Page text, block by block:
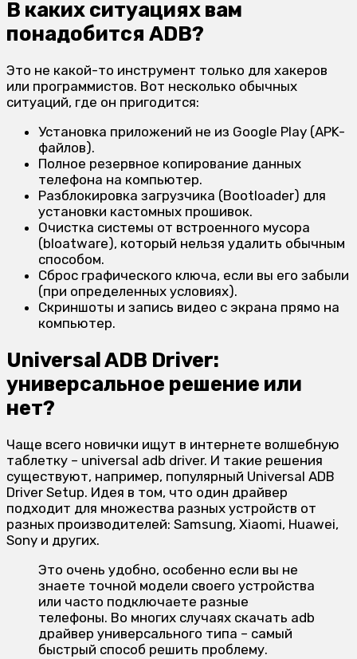
В каких ситуациях вам
понадобится ADB?
Это не какой-то инструмент только для хакеров
или программистов. Вот несколько обычных
ситуаций, где он пригодится:
Установка приложений не из Google Play (APK-
файлов).
Полное резервное копирование данных
телефона на компьютер.
Разблокировка загрузчика (Bootloader) для
установки кастомных прошивок.
Очистка системы от встроенного мусора
(bloatware), который нельзя удалить обычным
способом.
Сброс графического ключа, если вы его забыли
(при определенных условиях).
Скриншоты и запись видео с экрана прямо на
компьютер.
Universal ADB Driver:
универсальное решение или
нет?
Чаще всего новички ищут в интернете волшебную
таблетку – universal adb driver. И такие решения
существуют, например, популярный Universal ADB
Driver Setup. Идея в том, что один драйвер
подходит для множества разных устройств от
разных производителей: Samsung, Xiaomi, Huawei,
Sony и других.
Это очень удобно, особенно если вы не
знаете точной модели своего устройства
или часто подключаете разные
телефоны. Во многих случаях скачать adb
драйвер универсального типа – самый
быстрый способ решить проблему.